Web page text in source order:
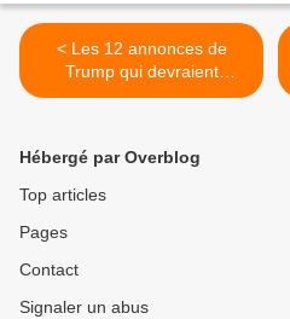
< Les 12 annonces de
Trump qui devraient
intéresser l'Amérique latine
Hébergé par Overblog
Top articles
Pages
Contact
Signaler un abus